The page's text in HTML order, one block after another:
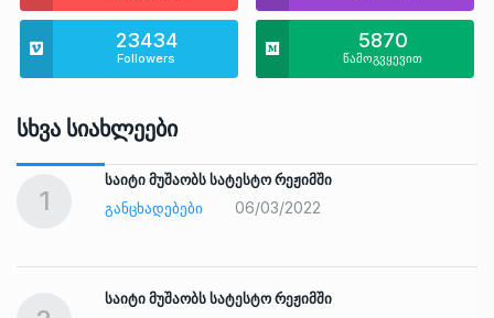
23434
Followers
5870
წამოგვყევით
Სხვა Სიახლეები
1
საიტი მუშაობს სატესტო რეჟიმში
ᲒᲐᲜᲪᲮᲐᲓᲔᲑᲔᲑᲘ
06/03/2022
საიტი მუშაობს სატესტო რეჟიმში